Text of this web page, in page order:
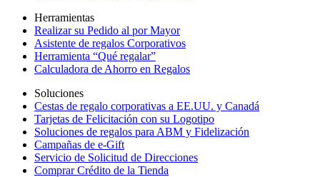
Herramientas
Realizar su Pedido al por Mayor
Asistente de regalos Corporativos
Herramienta “Qué regalar”
Calculadora de Ahorro en Regalos
Soluciones
Cestas de regalo corporativas a EE.UU. y Canadá
Tarjetas de Felicitación con su Logotipo
Soluciones de regalos para ABM y Fidelización
Campañas de e-Gift
Servicio de Solicitud de Direcciones
Comprar Crédito de la Tienda